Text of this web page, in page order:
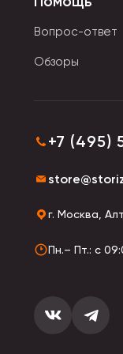
пузырьки
держит,
Вопрос-ответ
Обзоры
+7 (495)
г. Москва,
Пн.– Пт.: с